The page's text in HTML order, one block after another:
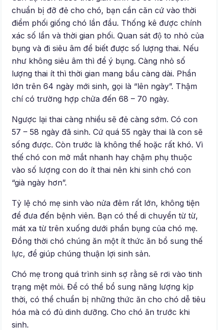
chuẩn bị đỡ đẻ cho chó, bạn cần căn cứ vào thời
điểm phối giống chó lần đầu. Thống kê được chính
xác số lần và thời gian phối. Quan sát độ to nhỏ của
bụng và đi siêu âm để biết được số lượng thai. Nếu
như không siêu âm thì để ý bụng. Càng nhỏ số
lượng thai ít thì thời gian mang bầu càng dài. Phần
lớn trên 64 ngày mới sinh, gọi là “lên ngày”. Thậm
chí có trường hợp chửa đến 68 – 70 ngày.
Ngược lại thai càng nhiều sẽ đẻ càng sớm. Có con
57 – 58 ngày đã sinh. Cứ quá 55 ngày thai là con sẽ
sống được. Còn trước là không thể hoặc rất khó. Vì
thế chó con mở mắt nhanh hay chậm phụ thuộc
vào số lượng con do ít thai nên khi sinh chó con
“già ngày hơn”.
Tỷ lệ chó mẹ sinh vào nửa đêm rất lớn, không tiện
để đưa đến bệnh viên. Bạn có thể di chuyển từ từ,
mát xa từ trên xuống dưới phần bụng của chó mẹ.
Đồng thời chó chúng ăn một ít thức ăn bổ sung thế
lực, để giúp chúng thuận lợi sinh sản.
Chó mẹ trong quá trình sinh sợ rằng sẽ rơi vào tinh
trạng mệt mỏi. Để có thể bổ sung năng lượng kịp
thời, có thể chuẩn bị những thức ăn cho chó dễ tiêu
hóa mà có đủ dinh dưỡng. Cho chó ăn trước khi
sinh.